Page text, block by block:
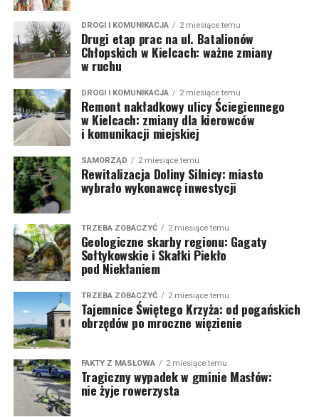
DROGI I KOMUNIKACJA 2 miesiące temu
Drugi etap prac na ul. Batalionów
Chłopskich w Kielcach: ważne zmiany
w ruchu
DROGI I KOMUNIKACJA 2 miesiące temu
Remont nakładkowy ulicy Ściegiennego
w Kielcach: zmiany dla kierowców
i komunikacji miejskiej
SAMORZĄD 2 miesiące temu
Rewitalizacja Doliny Silnicy: miasto
wybrało wykonawcę inwestycji
TRZEBA ZOBACZYĆ 2 miesiące temu
Geologiczne skarby regionu: Gagaty
Sołtykowskie i Skałki Piekło
pod Niekłaniem
TRZEBA ZOBACZYĆ 2 miesiące temu
Tajemnice Świętego Krzyża: od pogańskich
obrzędów po mroczne więzienie
FAKTY Z MASŁOWA 2 miesiące temu
Tragiczny wypadek w gminie Masłów:
nie żyje rowerzysta